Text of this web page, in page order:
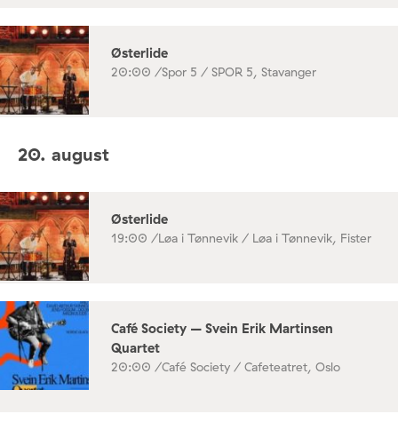
Østerlide
20:00 /Spor 5 / SPOR 5, Stavanger
20. august
Østerlide
19:00 /Løa i Tønnevik / Løa i Tønnevik, Fister
Café Society – Svein Erik Martinsen
Quartet
20:00 /Café Society / Cafeteatret, Oslo